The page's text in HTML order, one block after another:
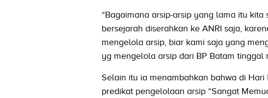
“Bagaimana arsip-arsip yang lama itu
bersejarah diserahkan ke ANRI saja,
mengelola arsip, biar kami saja yang
yg mengelola arsip dari BP Batam tinggal
Selain itu ia menambahkan bahwa di
predikat pengelolaan arsip “Sangat